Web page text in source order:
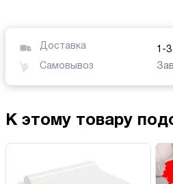
Доставка 1-
Самовывоз
К этому товару